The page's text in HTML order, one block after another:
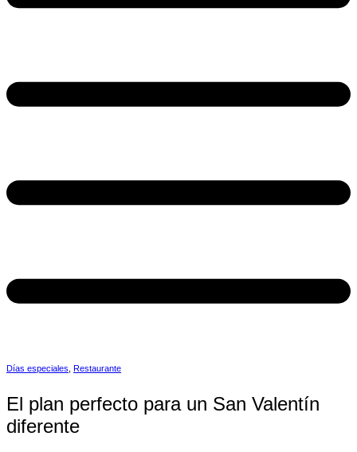
Días especiales Restaurante
El plan perfecto para un San Valentín
diferente